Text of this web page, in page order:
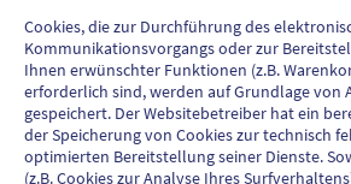
Cookies, die zur Durchführung des
Kommunikationsvorgangs oder zur
Ihnen erwünschter Funktionen (z.B.
erforderlich sind, werden auf Grundlage von
gespeichert. Der Websitebetreiber hat ein
der Speicherung von Cookies zur technisch
optimierten Bereitstellung seiner Dienste.
(z.B. Cookies zur Analyse Ihres